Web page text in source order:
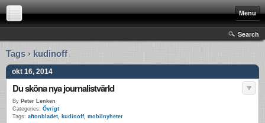
Menu
Search
Tags › kudinoff
okt 16, 2014
Du sköna nya journalistvärld
By Peter Lenken
Categories: Övrigt
Tags: aftonbladet, kudinoff, mobilnyheter